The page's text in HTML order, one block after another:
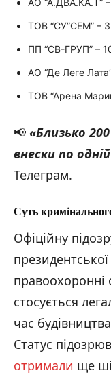
ТОВ “СУ”СЕМ” –
ПП “СВ-ГРУП” –
АО “Де Леге
ТОВ “Арена
📢 «Близько
внески по
Телеграм.
Суть
Офіційну
президентської
правоохоронні
стосується
час
Статус
отримали ще